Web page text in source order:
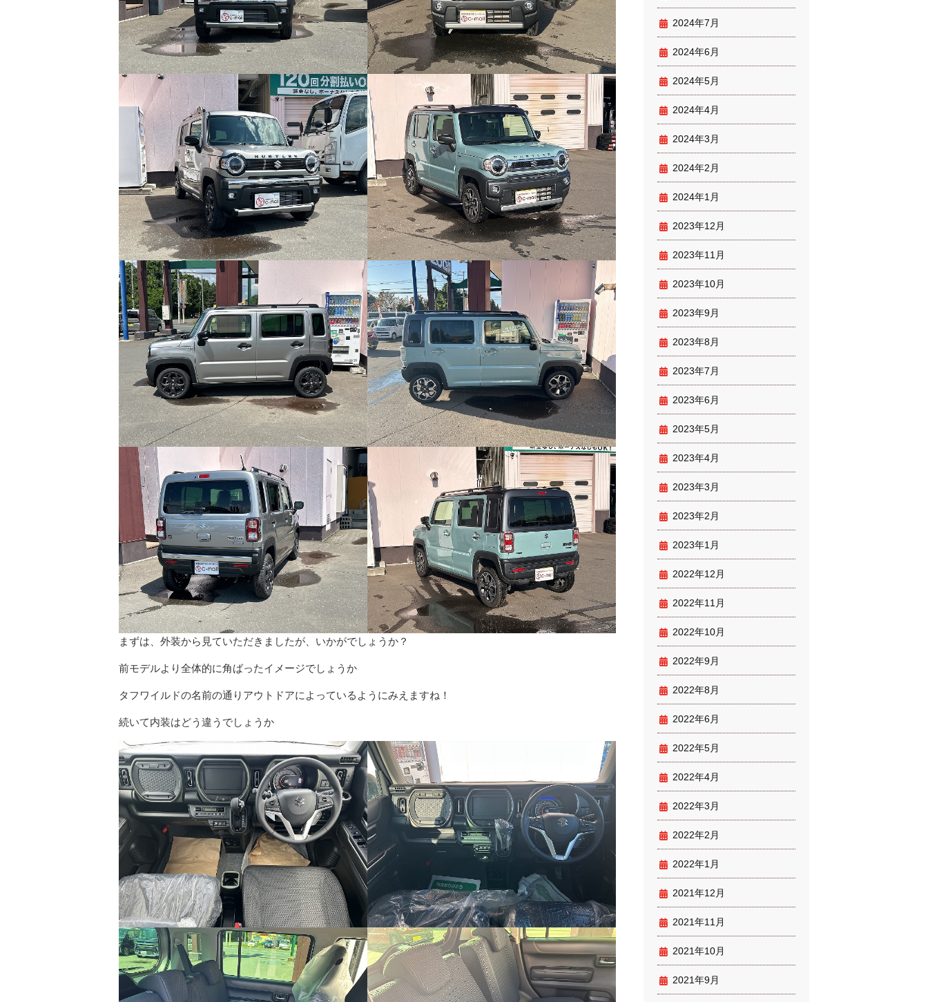
まずは、外装から見ていただきましたが、いかがでしょうか？
前モデルより全体的に角ばったイメージでしょうか
タフワイルドの名前の通りアウトドアによっているようにみえますね！
続いて内装はどう違うでしょうか
2024年7月
2024年6月
2024年5月
2024年4月
2024年3月
2024年2月
2024年1月
2023年12月
2023年11月
2023年10月
2023年9月
2023年8月
2023年7月
2023年6月
2023年5月
2023年4月
2023年3月
2023年2月
2023年1月
2022年12月
2022年11月
2022年10月
2022年9月
2022年8月
2022年6月
2022年5月
2022年4月
2022年3月
2022年2月
2022年1月
2021年12月
2021年11月
2021年10月
2021年9月